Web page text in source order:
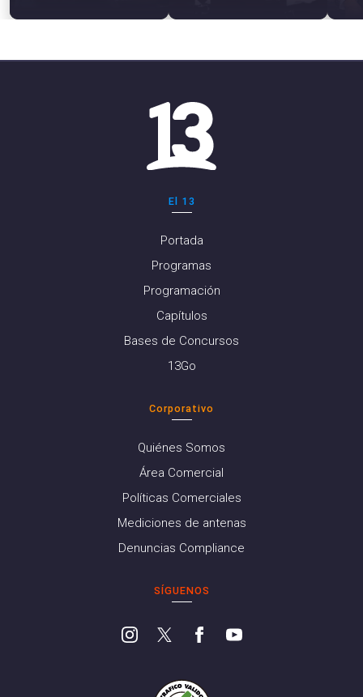
El 13
Portada
Programas
Programación
Capítulos
Bases de Concursos
13Go
Corporativo
Quiénes Somos
Área Comercial
Políticas Comerciales
Mediciones de antenas
Denuncias Compliance
SÍGUENOS